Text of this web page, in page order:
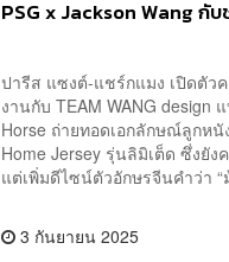
PSG x Jackson Wang กั
ปารีส แซงต์-แชร์กแมง เปิดตัว
งานกับ TEAM WANG
Horse ถ่ายทอดเอกลักษณ์ลูกห
Home Jersey รุ่นลิมิเต็ด ซึ่งยั
แต่เพิ่มดีไซน์ตัวอักษรจีนคำว่า “
3 กันยายน 2025